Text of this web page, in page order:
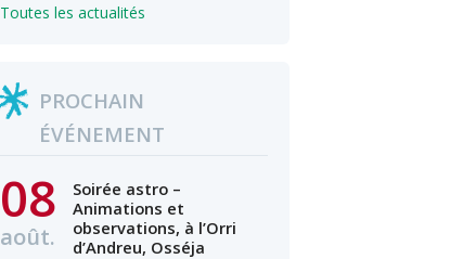
Toutes les actualités
PROCHAIN
ÉVÉNEMENT
08
août.
Soirée astro –
Animations et
observations, à l’Orri
d’Andreu, Osséja